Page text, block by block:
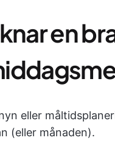
en
eller
(eller månaden).